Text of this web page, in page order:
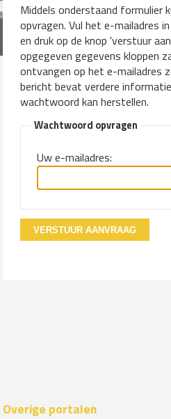
Middels onderstaand formulier
opvragen. Vul het e-mailadres
en druk op de knop 'verstuur
opgegeven gegevens kloppen
ontvangen op het e-mailadres
bericht bevat verdere
wachtwoord kan herstellen.
Wachtwoord opvragen
Uw e-mailadres:
VERSTUUR AANVRAAG
Overige portalen